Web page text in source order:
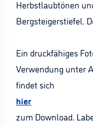
Herbstlaubtönen
Bergsteigerstiefel.
Ein druckfähiges
Verwendung unter
findet sich
hier
zum Download.